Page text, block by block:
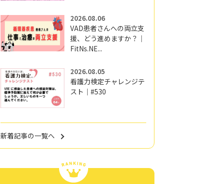
2026.08.06
VAD患者さんへの両立支
援、どう進めますか？｜
FitNs.NE...
2026.08.05
看護力検定チャレンジテ
スト｜#530
新着記事の一覧へ